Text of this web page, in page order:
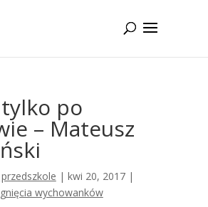
po
– Mateusz
przedszkole | kwi 20, 2017|
wychowanków